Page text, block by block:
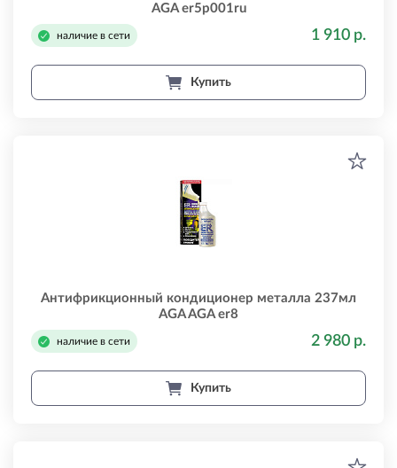
AGA er5p001ru
наличие в сети 1 910 р.
Купить
Антифрикционный кондиционер металла 237мл
AGA AGA er8
наличие в сети 2 980 р.
Купить